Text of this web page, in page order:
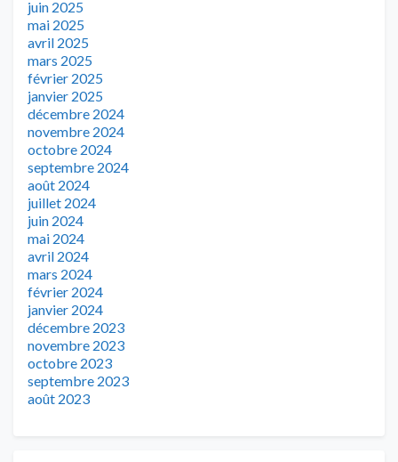
juin 2025
mai 2025
avril 2025
mars 2025
février 2025
janvier 2025
décembre 2024
novembre 2024
octobre 2024
septembre 2024
août 2024
juillet 2024
juin 2024
mai 2024
avril 2024
mars 2024
février 2024
janvier 2024
décembre 2023
novembre 2023
octobre 2023
septembre 2023
août 2023